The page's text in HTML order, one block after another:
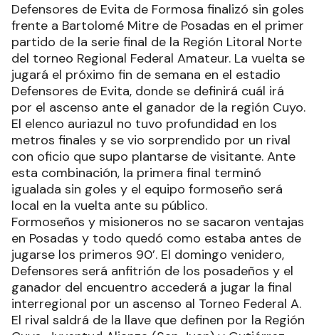
Defensores de Evita de Formosa finalizó sin goles
frente a Bartolomé Mitre de Posadas en el primer
partido de la serie final de la Región Litoral Norte
del torneo Regional Federal Amateur. La vuelta se
jugará el próximo fin de semana en el estadio
Defensores de Evita, donde se definirá cuál irá
por el ascenso ante el ganador de la región Cuyo.
El elenco auriazul no tuvo profundidad en los
metros finales y se vio sorprendido por un rival
con oficio que supo plantarse de visitante. Ante
esta combinación, la primera final terminó
igualada sin goles y el equipo formoseño será
local en la vuelta ante su público.
Formoseños y misioneros no se sacaron ventajas
en Posadas y todo quedó como estaba antes de
jugarse los primeros 90’. El domingo venidero,
Defensores será anfitrión de los posadeños y el
ganador del encuentro accederá a jugar la final
interregional por un ascenso al Torneo Federal A.
El rival saldrá de la llave que definen por la Región